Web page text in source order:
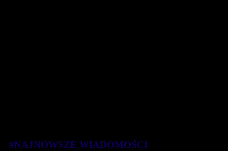
#NAJNOWSZE WIADOMOŚCI